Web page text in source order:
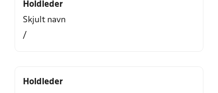
Holdleder
Skjult navn
/
Holdleder